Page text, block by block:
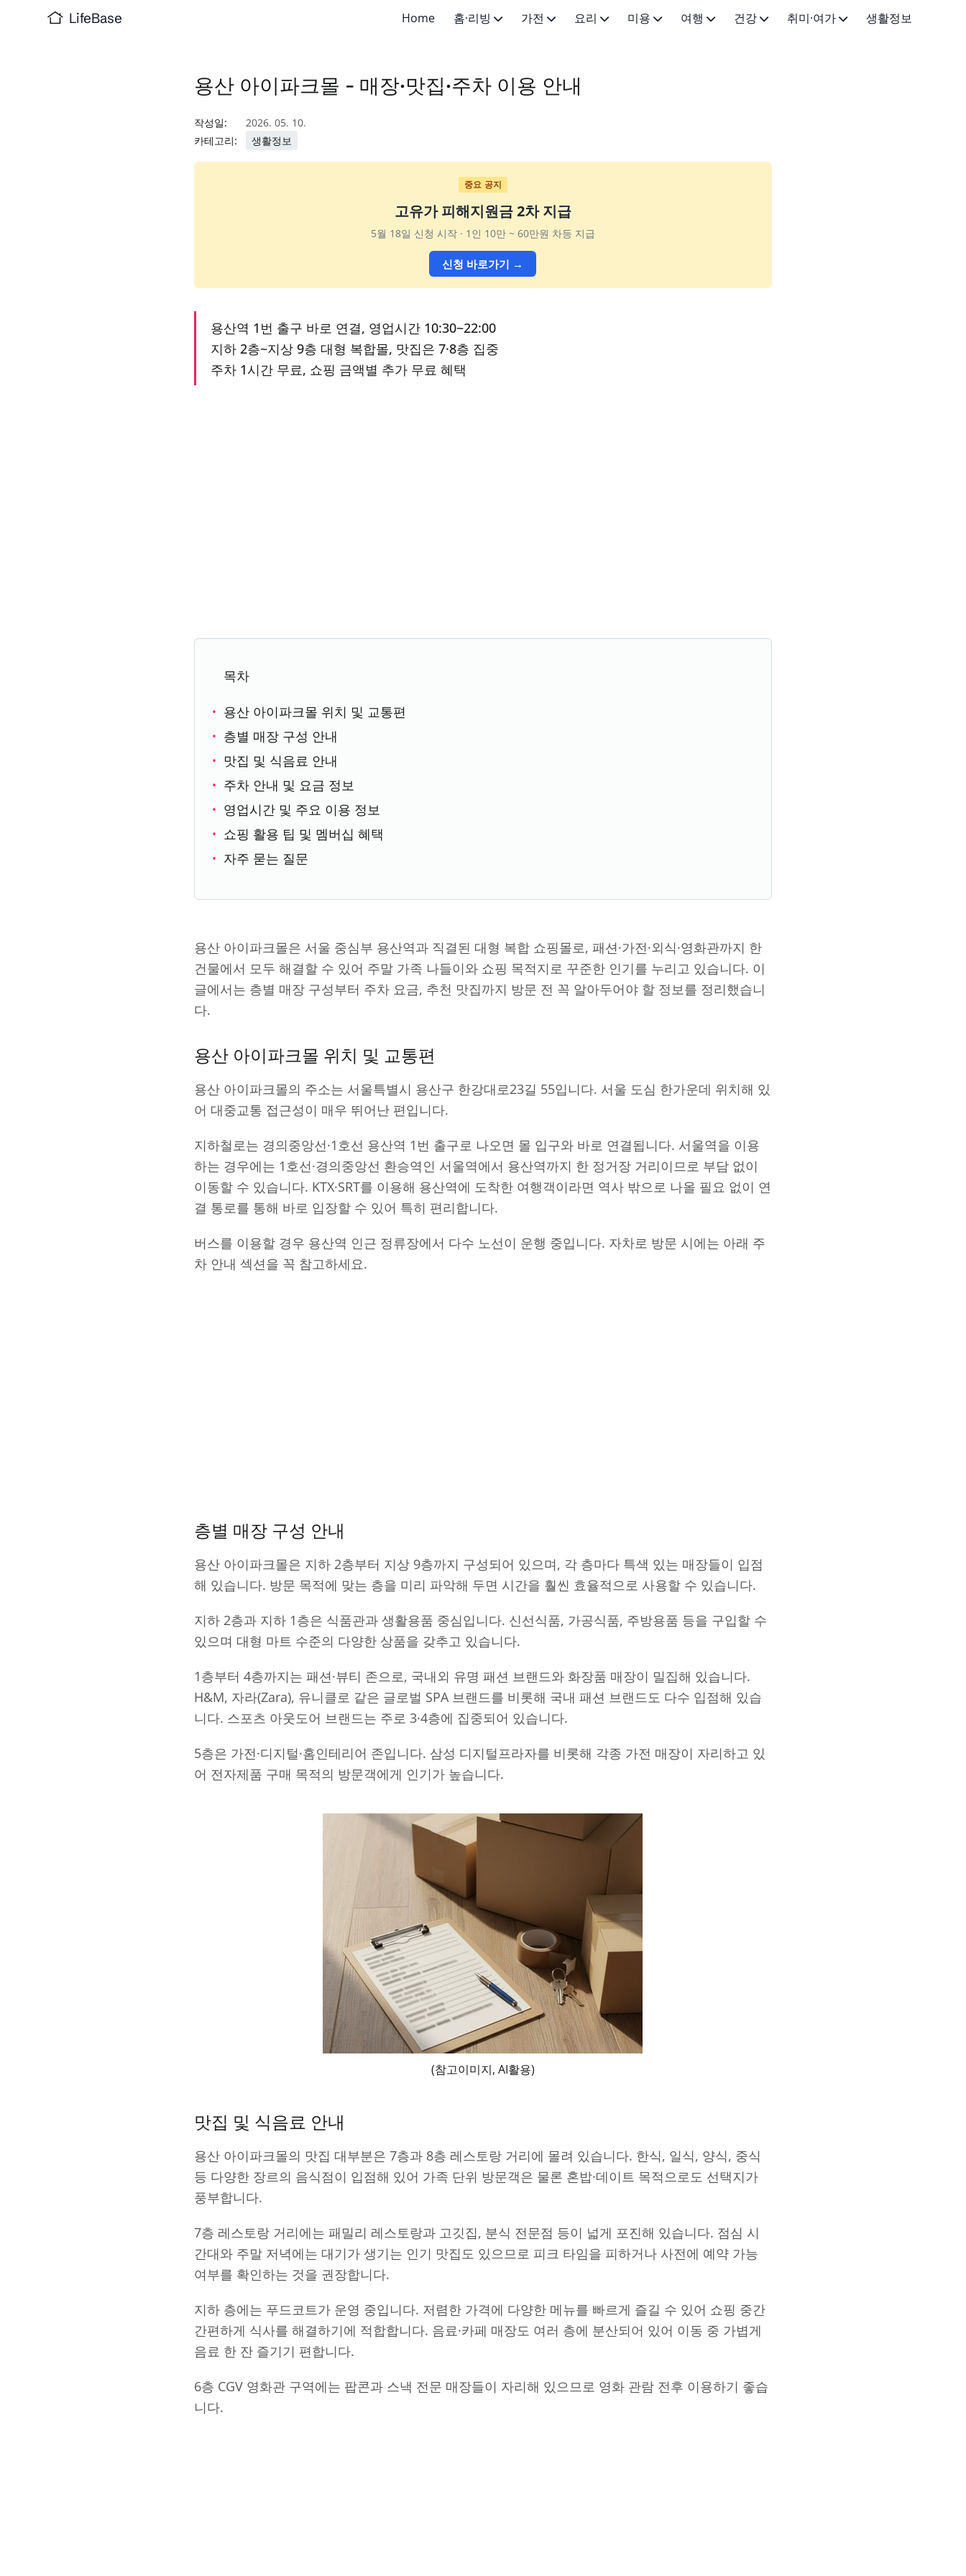
LifeBase Home 홈·리빙
홈케어
가전
주방가전
요리
한식 메인
미용 여행 건강 취미·여가 생활정보
용산 아이파크몰 - 매장·맛집·주차 이용 안내
작성일:
2026. 05. 10.
카테고리:
생활정보
중요 공지
고유가 피해지원금 2차 지급
5월 18일 신청 시작 · 1인 10만 ~ 60만원 차등 지급
신청 바로가기 →
용산역 1번 출구 바로 연결, 영업시간 10:30~22:00
지하 2층~지상 9층 대형 복합몰, 맛집은 7·8층 집중
주차 1시간 무료, 쇼핑 금액별 추가 무료 혜택
목차
용산 아이파크몰 위치 및 교통편
층별 매장 구성 안내
맛집 및 식음료 안내
주차 안내 및 요금 정보
영업시간 및 주요 이용 정보
쇼핑 활용 팁 및 멤버십 혜택
자주 묻는 질문
용산 아이파크몰은 서울 중심부 용산역과 직결된 대형 복합 쇼핑몰로, 패션·가전·외식·영화관까지 한
건물에서 모두 해결할 수 있어 주말 가족 나들이와 쇼핑 목적지로 꾸준한 인기를 누리고 있습니다. 이
글에서는 층별 매장 구성부터 주차 요금, 추천 맛집까지 방문 전 꼭 알아두어야 할 정보를 정리했습니
다.
용산 아이파크몰 위치 및 교통편
용산 아이파크몰의 주소는 서울특별시 용산구 한강대로23길 55입니다. 서울 도심 한가운데 위치해 있
어 대중교통 접근성이 매우 뛰어난 편입니다.
지하철로는 경의중앙선·1호선 용산역 1번 출구로 나오면 몰 입구와 바로 연결됩니다. 서울역을 이용
하는 경우에는 1호선·경의중앙선 환승역인 서울역에서 용산역까지 한 정거장 거리이므로 부담 없이
이동할 수 있습니다. KTX·SRT를 이용해 용산역에 도착한 여행객이라면 역사 밖으로 나올 필요 없이 연
결 통로를 통해 바로 입장할 수 있어 특히 편리합니다.
버스를 이용할 경우 용산역 인근 정류장에서 다수 노선이 운행 중입니다. 자차로 방문 시에는 아래 주
차 안내 섹션을 꼭 참고하세요.
층별 매장 구성 안내
용산 아이파크몰은 지하 2층부터 지상 9층까지 구성되어 있으며, 각 층마다 특색 있는 매장들이 입점
해 있습니다. 방문 목적에 맞는 층을 미리 파악해 두면 시간을 훨씬 효율적으로 사용할 수 있습니다.
지하 2층과 지하 1층은 식품관과 생활용품 중심입니다. 신선식품, 가공식품, 주방용품 등을 구입할 수
있으며 대형 마트 수준의 다양한 상품을 갖추고 있습니다.
1층부터 4층까지는 패션·뷰티 존으로, 국내외 유명 패션 브랜드와 화장품 매장이 밀집해 있습니다.
H&M, 자라(Zara), 유니클로 같은 글로벌 SPA 브랜드를 비롯해 국내 패션 브랜드도 다수 입점해 있습
니다. 스포츠 아웃도어 브랜드는 주로 3·4층에 집중되어 있습니다.
5층은 가전·디지털·홈인테리어 존입니다. 삼성 디지털프라자를 비롯해 각종 가전 매장이 자리하고 있
어 전자제품 구매 목적의 방문객에게 인기가 높습니다.
(참고이미지, AI활용)
맛집 및 식음료 안내
용산 아이파크몰의 맛집 대부분은 7층과 8층 레스토랑 거리에 몰려 있습니다. 한식, 일식, 양식, 중식
등 다양한 장르의 음식점이 입점해 있어 가족 단위 방문객은 물론 혼밥·데이트 목적으로도 선택지가
풍부합니다.
7층 레스토랑 거리에는 패밀리 레스토랑과 고깃집, 분식 전문점 등이 넓게 포진해 있습니다. 점심 시
간대와 주말 저녁에는 대기가 생기는 인기 맛집도 있으므로 피크 타임을 피하거나 사전에 예약 가능
여부를 확인하는 것을 권장합니다.
지하 층에는 푸드코트가 운영 중입니다. 저렴한 가격에 다양한 메뉴를 빠르게 즐길 수 있어 쇼핑 중간
간편하게 식사를 해결하기에 적합합니다. 음료·카페 매장도 여러 층에 분산되어 있어 이동 중 가볍게
음료 한 잔 즐기기 편합니다.
6층 CGV 영화관 구역에는 팝콘과 스낵 전문 매장들이 자리해 있으므로 영화 관람 전후 이용하기 좋습
니다.